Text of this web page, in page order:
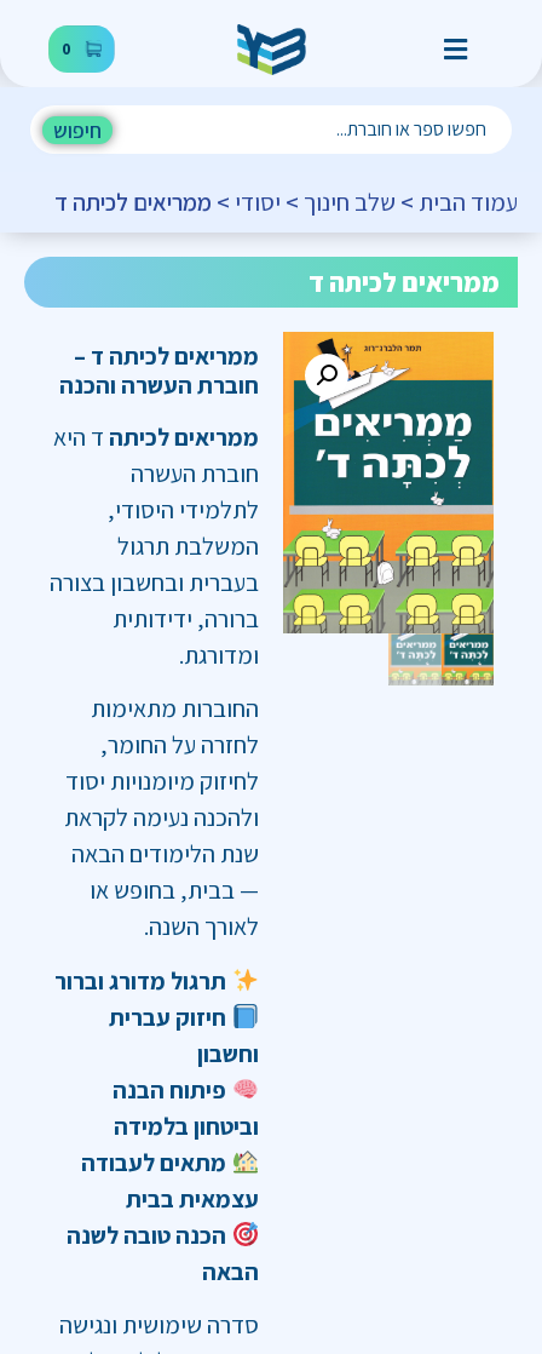
0
חיפוש
עמוד הבית > שלב חינוך > יסודי > ממריאים לכיתה ד
ממריאים לכיתה ד
ממריאים לכיתה ד –
חוברת העשרה והכנה
ממריאים לכיתה ד היא
חוברת העשרה
לתלמידי היסודי,
המשלבת תרגול
בעברית ובחשבון בצורה
ברורה, ידידותית
ומדורגת.
החוברות מתאימות
לחזרה על החומר,
לחיזוק מיומנויות יסוד
ולהכנה נעימה לקראת
שנת הלימודים הבאה
— בבית, בחופש או
לאורך השנה.
תרגול מדורג וברור
חיזוק עברית
וחשבון
פיתוח הבנה
וביטחון בלמידה
מתאים לעבודה
עצמאית בבית
הכנה טובה לשנה
הבאה
סדרה שימושית ונגישה